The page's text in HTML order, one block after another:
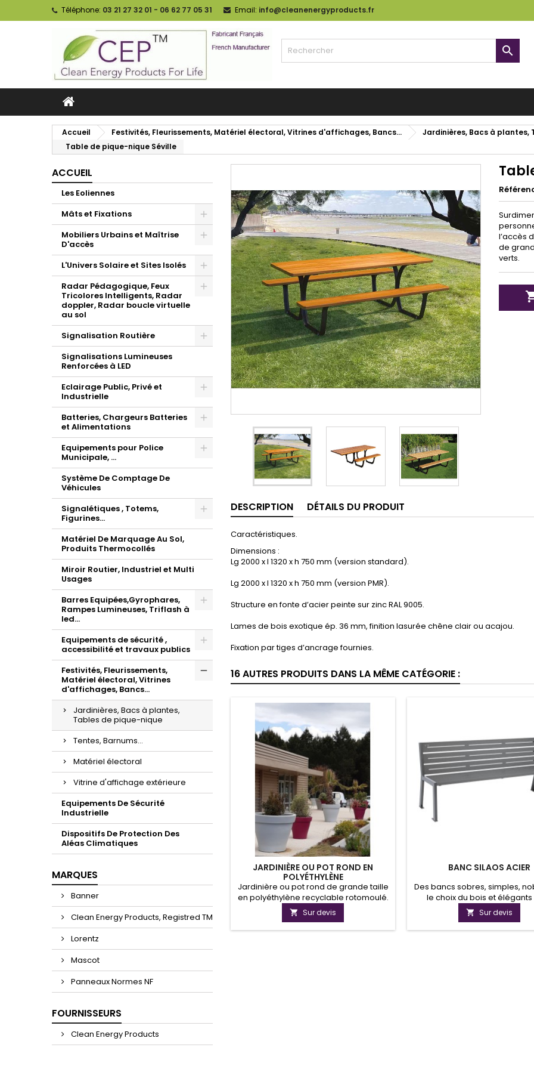
Téléphone: 03 21 27 32 01 - 06 62 77 05 31 Email: info@cleanenergyproducts.fr

Accueil Festivités, Fleurissements, Matériel électoral, Vitrines d'affichages, Bancs...
Jardinières, Bacs à plantes,
Table de pique-nique Séville
ACCUEIL
Les Eoliennes
Mâts et Fixations
Mobiliers Urbains et Maîtrise
D'accès
L'Univers Solaire et Sites Isolés
Radar Pédagogique, Feux
Tricolores Intelligents, Radar
doppler, Radar boucle virtuelle
au sol
Signalisation Routière
Signalisations Lumineuses
Renforcées à LED
Eclairage Public, Privé et
Industrielle
Batteries, Chargeurs Batteries
et Alimentations
Equipements pour Police
Municipale, ...
Système De Comptage De
Véhicules
Signalétiques , Totems,
Figurines...
Matériel De Marquage Au Sol,
Produits Thermocollés
Miroir Routier, Industriel et Multi
Usages
Barres Equipées,Gyrophares,
Rampes Lumineuses, Triflash à
led...
Equipements de sécurité ,
accessibilité et travaux publics
Festivités, Fleurissements,
Matériel électoral, Vitrines
d'affichages, Bancs...
Jardinières, Bacs à plantes,
Tables de pique-nique
Tentes, Barnums...
Matériel électoral
Vitrine d'affichage extérieure
Equipements De Sécurité
Industrielle
Dispositifs De Protection Des
Aléas Climatiques
MARQUES
Banner
Clean Energy Products, Registred TM
Lorentz
Mascot
Panneaux Normes NF
FOURNISSEURS
Clean Energy Products
l’accès
de
verts.
DESCRIPTION DÉTAILS DU PRODUIT
Caractéristiques.
Dimensions :
Lg 2000 x l 1320 x h 750 mm (version standard).
Lg 2000 x l 1320 x h 750 mm (version PMR).
Structure en fonte d’acier peinte sur zinc RAL 9005.
Lames de bois exotique ép. 36 mm, finition lasurée chêne clair ou acajou.
Fixation par tiges d’ancrage fournies.
16 AUTRES PRODUITS DANS LA MÊME CATÉGORIE :
JARDINIÈRE OU POT ROND EN
POLYÉTHYLÈNE
Jardinière ou pot rond de grande taille
en polyéthylène recyclable rotomoulé.
Idéal pour vos aménagements
paysagers et urbains.Résistant aux UV,
au gel et aux chocs grâce à sa forte
 Sur devis
BANC SILAOS ACIER
Des bancs sobres, simples,
le choix du bois et
répondre à tous les besoins
soit leur
cours à vos envies en
 Sur devis